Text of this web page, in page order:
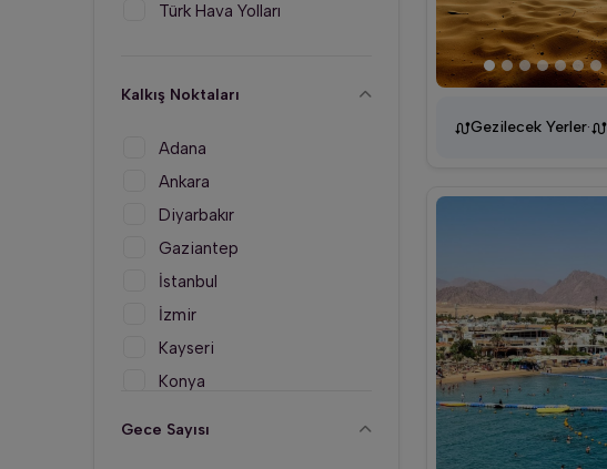
Türk Hava Yolları
Kalkış Noktaları
Adana
Ankara
Diyarbakır
Gaziantep
İstanbul
İzmir
Kayseri
Konya
Gece Sayısı
Gezilecek Yerler·